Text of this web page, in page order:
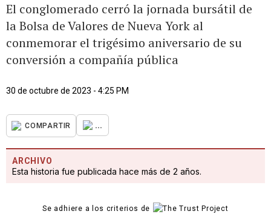
El conglomerado cerró la jornada bursátil de
la Bolsa de Valores de Nueva York al
conmemorar el trigésimo aniversario de su
conversión a compañía pública
30 de octubre de 2023 - 4:25 PM
COMPARTIR ...
ARCHIVO
Esta historia fue publicada hace más de 2 años.
Se adhiere a los criterios de